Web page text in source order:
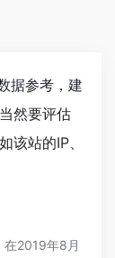
据参考，建
然要评估
站的IP、
在2019年8月